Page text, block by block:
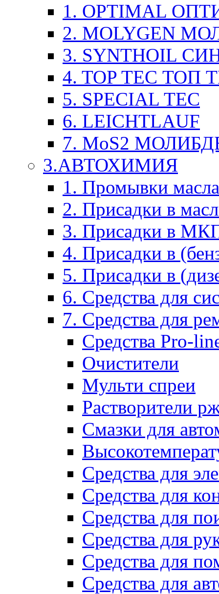
1. OPTIMAL
2. MOLYGEN
3. SYNTHOIL
4. TOP TEC ТОП
5. SPECIAL TEC
6. LEICHTLAUF
7. MoS2
3.АВТОХИМИЯ
1. Промывки масла
2. Присадки в
3. Присадки в
4. Присадки в
5. Присадки в
6. Средства для
7. Средства для
Средства Pro-
Очистители
Мульти спреи
Растворители
Смазки для
Средства для
Средства для
Средства для
Средства для
Средства для
Средства для